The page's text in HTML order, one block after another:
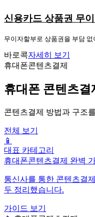
신용카드 상품권 무
무이자할부로 상품권을 부담 없
바로콕자세히 보기
휴대폰콘텐츠결제
휴대폰 콘텐츠결
콘텐츠결제 방법과 구조
전체 보기
📱
대표 카테고리
휴대폰콘텐츠결제 완벽
통신사를 통한 콘텐츠결
두 정리했습니다.
가이드 보기